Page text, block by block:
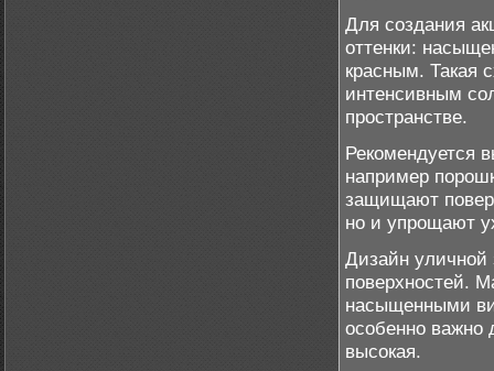
Для создания
оттенки:
красным. Такая
интенсивным
пространстве.
Рекомендуется
например
защищают
но и упрощают
Дизайн
поверхностей.
насыщенными
особенно важно
высокая.